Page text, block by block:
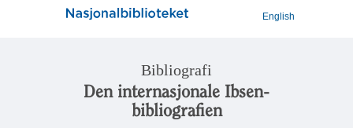
English
Bibliografi
Den internasjonale Ibsen-
bibliografien